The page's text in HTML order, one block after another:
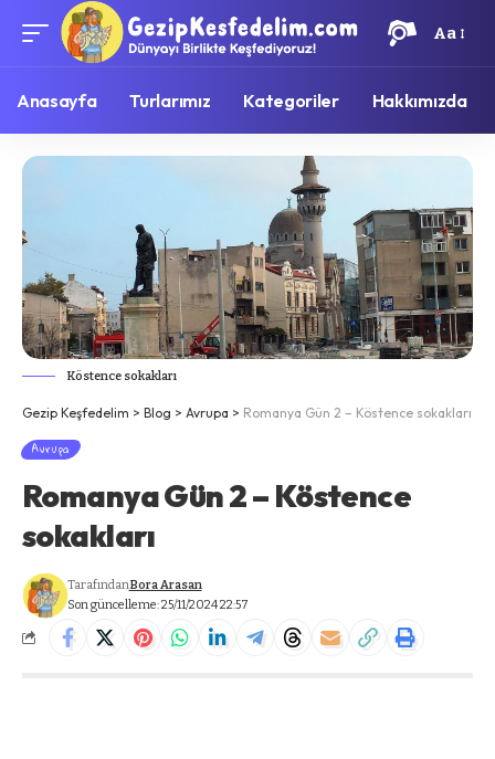
Aa
Anasayfa Turlarımız Kategoriler Hakkımızda
Köstence sokakları
Gezip Keşfedelim > Blog > Avrupa > Romanya Gün 2 – Köstence sokakları
Avrupa
Romanya Gün 2 – Köstence
sokakları
Son güncelleme: 25/11/2024 22:57
TarafındanBora Arasan